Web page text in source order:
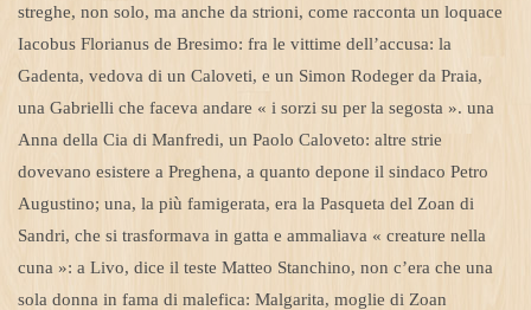
streghe, non solo, ma anche da strioni, come racconta un loquace
Iacobus Florianus de Bresimo: fra le vittime dell’accusa: la
Gadenta, vedova di un Caloveti, e un Simon Rodeger da Praia,
una Gabrielli che faceva andare « i sorzi su per la segosta ». una
Anna della Cia di Manfredi, un Paolo Caloveto: altre strie
dovevano esistere a Preghena, a quanto depone il sindaco Petro
Augustino; una, la più famigerata, era la Pasqueta del Zoan di
Sandri, che si trasformava in gatta e ammaliava « creature nella
cuna »: a Livo, dice il teste Matteo Stanchino, non c’era che una
sola donna in fama di malefica: Malgarita, moglie di Zoan